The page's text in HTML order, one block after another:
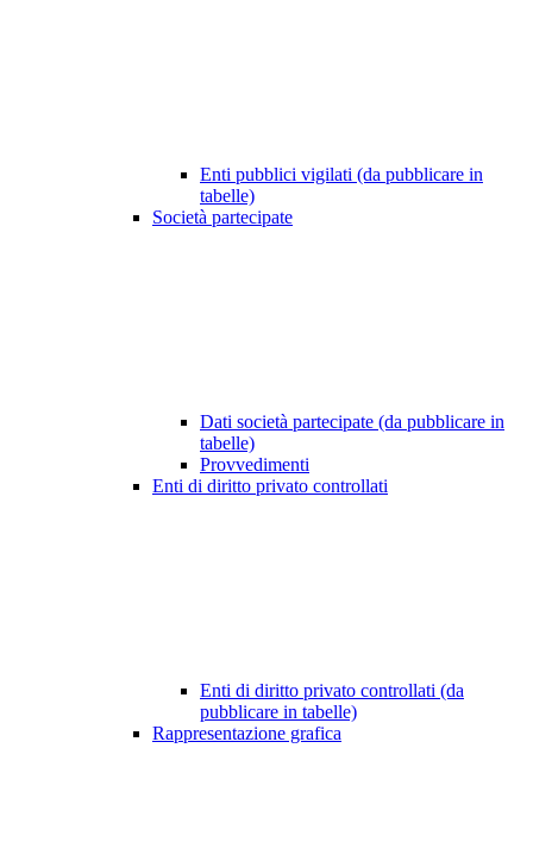
Enti pubblici vigilati (da pubblicare in
tabelle)
Società partecipate
Dati società partecipate (da pubblicare in
tabelle)
Provvedimenti
Enti di diritto privato controllati
Enti di diritto privato controllati (da
pubblicare in tabelle)
Rappresentazione grafica